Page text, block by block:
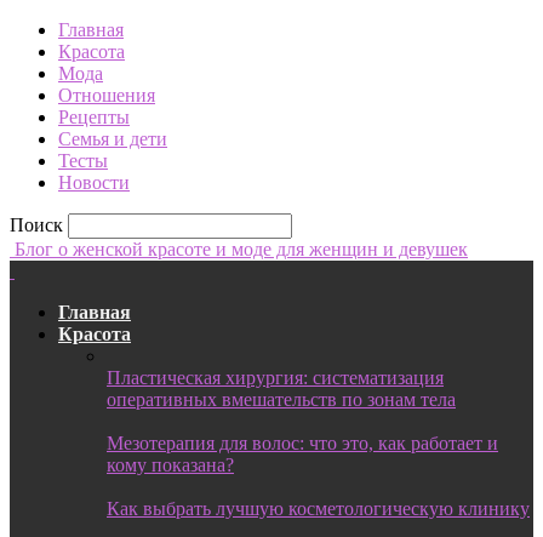
Главная
Красота
Мода
Отношения
Рецепты
Семья и дети
Тесты
Новости
Поиск
Блог о женской красоте и моде для женщин и девушек
Главная
Красота
Пластическая хирургия: систематизация
оперативных вмешательств по зонам тела
Мезотерапия для волос: что это, как работает и
кому показана?
Как выбрать лучшую косметологическую клинику